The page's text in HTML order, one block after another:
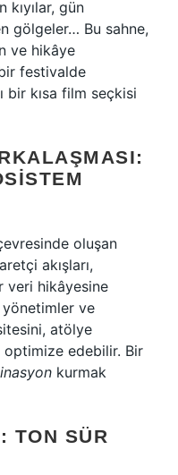
gün
gölgeler… Bu sahne,
ve hikâye
bir festivalde
bir kısa film seçkisi
oluşan
akışları,
veri hikâyesine
ve
atölye
edebilir. Bir
kurmak
TON SÜR